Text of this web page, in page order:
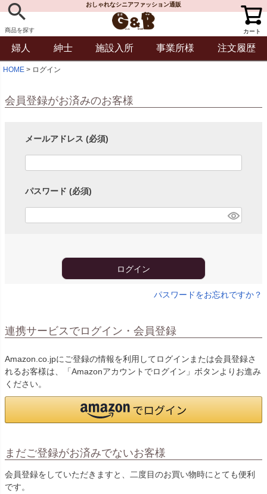
商品を探す
おしゃれなシニアファッション通販
カート
婦人 紳士 施設入所 事業所様 注文履歴
HOME ログイン
会員登録がお済みのお客様
メールアドレス (必須)
パスワード (必須)
ログイン
パスワードをお忘れですか？
連携サービスでログイン・会員登録
Amazon.co.jpにご登録の情報を利用してログインまたは会員登録さ
れるお客様は、「Amazonアカウントでログイン」ボタンよりお進み
ください。
まだご登録がお済みでないお客様
会員登録をしていただきますと、二度目のお買い物時にとても便利
です。